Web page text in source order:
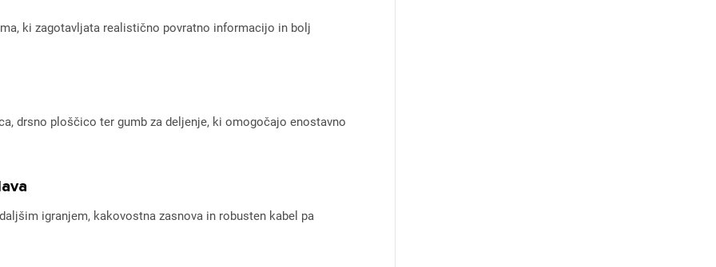
ki zagotavljata realistično povratno informacijo in bolj
drsno ploščico ter gumb za deljenje, ki omogočajo enostavno
igranjem, kakovostna zasnova in robusten kabel pa